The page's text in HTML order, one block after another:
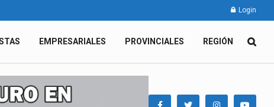
Login
EMPRESARIALES PROVINCIALES REGIÓN